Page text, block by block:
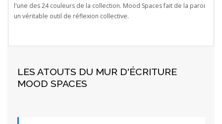
l'une des 24 couleurs de la collection. Mood Spaces fait de la paroi
un véritable outil de réflexion collective.
LES ATOUTS DU MUR D'ÉCRITURE
MOOD SPACES